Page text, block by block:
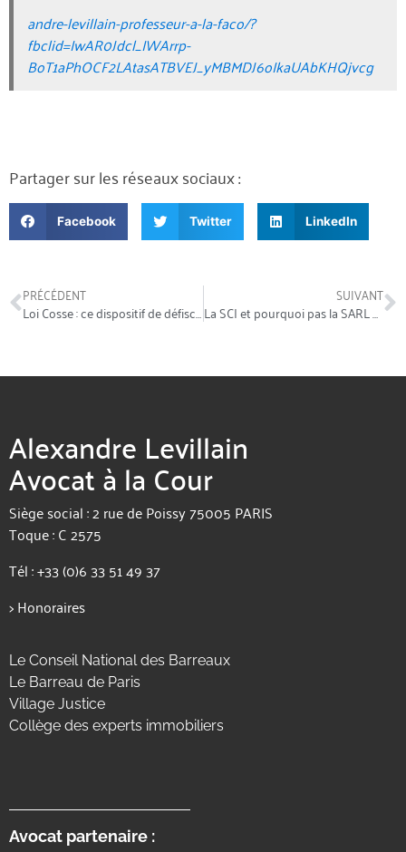
andre-levillain-professeur-a-la-faco/?
fbclid=IwAR0Jdcl_IWArrp-
BoT1aPhOCF2LAtasATBVEJ_yMBMDJ6oIkaUAbKHQjvcg
Partager sur les réseaux sociaux :
Facebook Twitter LinkedIn
PRÉCÉDENT
Loi Cosse : ce dispositif de défiscalisation immobilière que vous ne connaissez pas encore…
SUIVANT
La SCI et pourquoi pas la SARL ou la SAS pour un investissement immobilier locatif ?
Alexandre Levillain
Avocat à la Cour
Siège social : 2 rue de Poissy 75005 PARIS
Toque : C 2575
Tél :+33 (0)6 33 51 49 37
>Honoraires
Le Conseil National des Barreaux
Le Barreau de Paris
Village Justice
Collège des experts immobiliers
Avocat partenaire :